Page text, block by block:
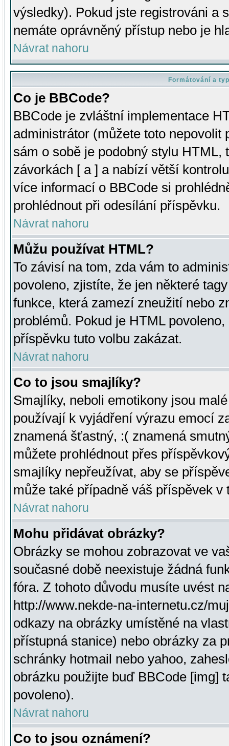
výsledky). Pokud jste registrováni a
nemáte oprávněný přístup nebo je
Návrat nahoru
Formátování a
Co je BBCode?
BBCode je zvláštní implementace
administrátor (můžete toto
sám o sobě je podobný stylu HTML,
závorkách [ a ] a nabízí větší
více informací o BBCode si
prohlédnout při odesílání příspěvku.
Návrat nahoru
Můžu používat HTML?
To závisí na tom, zda vám to
povoleno, zjistíte, že jen některé
funkce, která zamezí zneužití nebo
problémů. Pokud je HTML
příspěvku tuto volbu zakázat.
Návrat nahoru
Co to jsou smajlíky?
Smajlíky, neboli emotikony jsou
používají k vyjádření výrazu emocí
znamená šťastný, :( znamená
můžete prohlédnout přes
smajlíky nepřeužívat, aby se
může také případně váš příspěvek v
Návrat nahoru
Mohu přidávat obrázky?
Obrázky se mohou zobrazovat ve
současné době neexistuje žádná
fóra. Z tohoto důvodu musíte uvést
http://www.nekde-na-internetu.cz/
odkazy na obrázky umístěné na
přístupná stanice) nebo obrázky za
schránky hotmail nebo yahoo,
obrázku použijte buď BBCode [img]
povoleno).
Návrat nahoru
Co to jsou oznámení?